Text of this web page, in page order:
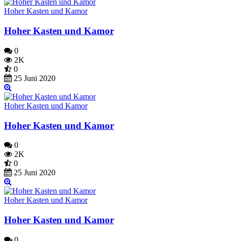
Hoher Kasten und Kamor
Hoher Kasten und Kamor
0
2K
0
25 Juni 2020
Hoher Kasten und Kamor
Hoher Kasten und Kamor
0
2K
0
25 Juni 2020
Hoher Kasten und Kamor
Hoher Kasten und Kamor